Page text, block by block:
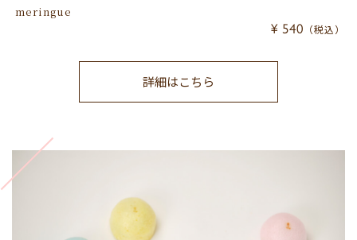
meringue
¥ 540 （税込）
詳細はこちら